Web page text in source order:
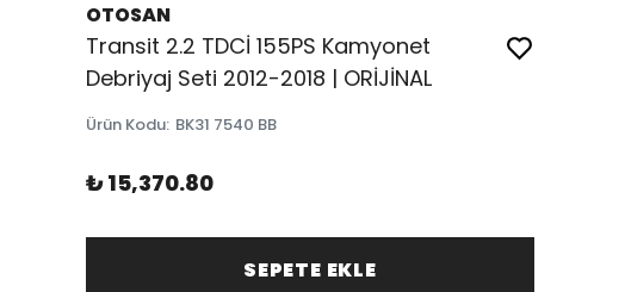
OTOSAN
Transit 2.2 TDCİ 155PS Kamyonet
Debriyaj Seti 2012-2018 | ORİJİNAL
Ürün Kodu: BK31 7540 BB
₺ 15,370.80
SEPETE EKLE